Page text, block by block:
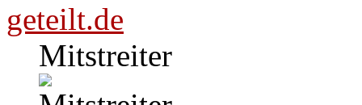
geteilt.de
Mitstreiter